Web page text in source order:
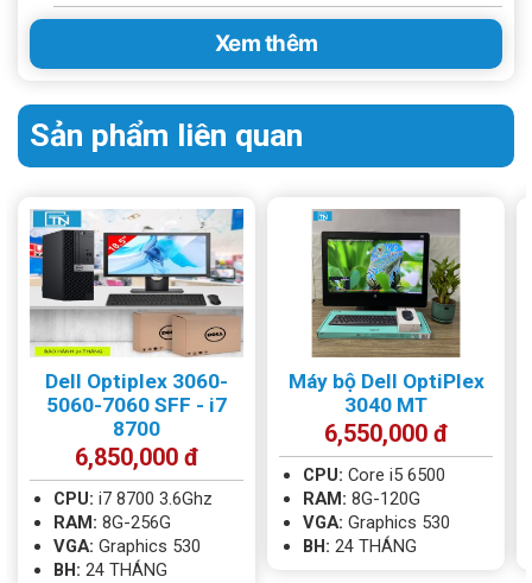
Dell Wired Keyboard KB216 Black (English)
Hệ điều hành Ubuntu 16.04
Kích thước 92.6 x 290 x 293 mm
Trọng lượng 4.8kg
Mã SP Gia
Long
PCD282
Xem thêm
Sản phẩm liên quan
Dell Optiplex 3060-
5060-7060 SFF - i7
8700
6,850,000 đ
CPU: i7 8700 3.6Ghz
RAM: 8G-256G
VGA: Graphics 530
BH: 24 THÁNG
Máy bộ Dell OptiPlex
3040 MT
6,550,000 đ
CPU: Core i5 6500
RAM: 8G-120G
VGA: Graphics 530
BH: 24 THÁNG